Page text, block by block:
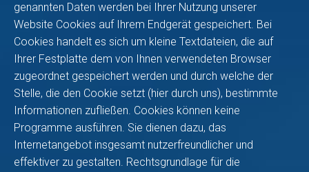
genannten Daten werden bei Ihrer Nutzung unserer
Website Cookies auf Ihrem Endgerät gespeichert. Bei
Cookies handelt es sich um kleine Textdateien, die auf
Ihrer Festplatte dem von Ihnen verwendeten Browser
zugeordnet gespeichert werden und durch welche der
Stelle, die den Cookie setzt (hier durch uns), bestimmte
Informationen zufließen. Cookies können keine
Programme ausführen. Sie dienen dazu, das
Internetangebot insgesamt nutzerfreundlicher und
effektiver zu gestalten. Rechtsgrundlage für die